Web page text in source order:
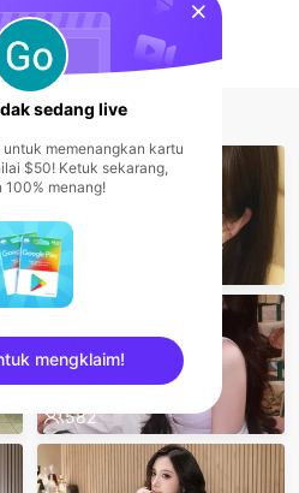
602
582
sedang live
untuk memenangkan kartu
$50! Ketuk sekarang,
100% menang!
mengklaim!